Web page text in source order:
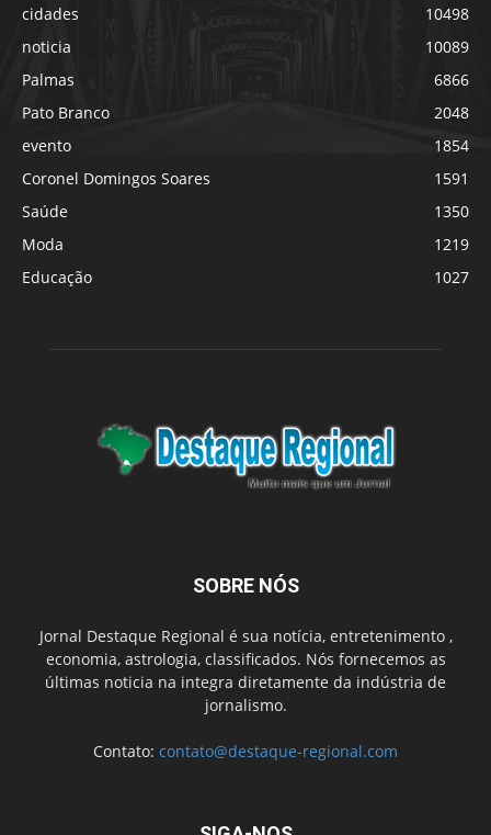
cidades
10498
noticia
10089
Palmas
6866
Pato Branco
2048
evento
1854
Coronel Domingos Soares
1591
Saúde
1350
Moda
1219
Educação
1027
SOBRE NÓS
Jornal Destaque Regional é sua notícia, entretenimento ,
economia, astrologia, classificados. Nós fornecemos as
últimas noticia na integra diretamente da indústria de
jornalismo.
Contato: contato@destaque-regional.com